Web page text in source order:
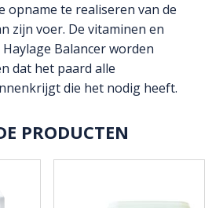
opname te realiseren van de
zijn voer. De vitaminen en
Balancer worden
dat het paard alle
die het nodig heeft.
PRODUCTEN